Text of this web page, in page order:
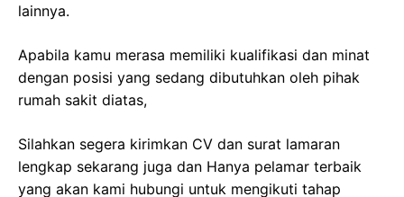
lainnya.
Apabila kamu merasa memiliki kualifikasi dan minat
dengan posisi yang sedang dibutuhkan oleh pihak
rumah sakit diatas,
Silahkan segera kirimkan CV dan surat lamaran
lengkap sekarang juga dan Hanya pelamar terbaik
yang akan kami hubungi untuk mengikuti tahap